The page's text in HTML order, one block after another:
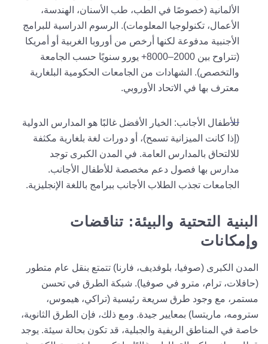
الألمانية (خصوصًا في الطب، طب الأسنان، الهندسة،
الأعمال، تكنولوجيا المعلومات). الرسوم الدراسية للبرامج
الأجنبية مدفوعة لكنها أرخص من أوروبا الغربية أو أمريكا
(تتراوح بين 2000–8000+ يورو سنويًا حسب الجامعة
والتخصص). الشهادات من الجامعات الحكومية البلغارية
معترف بها في الاتحاد الأوروبي.
للأطفال الأجانب: الخيار الأفضل غالبًا هو المدارس الدولية
(إذا كانت الميزانية تسمح)، أو دورات لغة بلغارية مكثفة
للالتحاق بالمدارس العامة. في المدن الكبرى توجد
مدارس بها فصول دعم مخصصة للأطفال الأجانب.
الجامعات تجذب الطلاب الأجانب ببرامج باللغة الإنجليزية.
البنية التحتية والبيئة: تناقضات
وإمكانات
المدن الكبرى (صوفيا، بلوفديف، فارنا) تتمتع بنقل عام متطور
(حافلات، ترام، مترو في صوفيا). شبكة الطرق في تحسن
مستمر، مع وجود طرق سريعة رئيسية (تراكي، هيموس،
سترومه، ماريتسا) بمعايير جيدة. ومع ذلك، فإن الطرق الثانوية،
خاصة في المناطق الريفية والجبلية، قد تكون بحالة سيئة. يوجد